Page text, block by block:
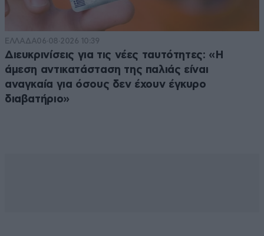
ΕΛΛΑΔΑ06·08·2026 10:39
Διευκρινίσεις για τις νέες ταυτότητες: «Η
άμεση αντικατάσταση της παλιάς είναι
αναγκαία για όσους δεν έχουν έγκυρο
διαβατήριο»